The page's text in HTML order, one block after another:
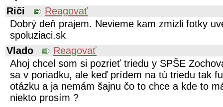
Riči
Reagovať
Dobrý deň prajem. Nevieme kam zmizli fotky
spoluziaci.sk
Vlado
Reagovať
Ahoj chcel som si pozrieť triedu y SPŠE
sa v poriadku, ale keď prídem na tú triedu tak
otázku a ja nemám šajnu čo to chce a kde to
niekto prosím ?